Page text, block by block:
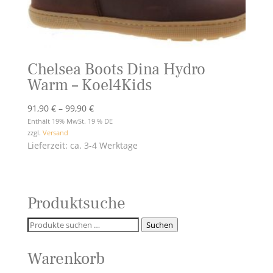
Chelsea Boots Dina Hydro
Warm – Koel4Kids
91,90 € – 99,90 €Preisspanne:
91,90 €
99,90 €
Enthält 19% MwSt. 19 % DE
zzgl. Versand
Lieferzeit: ca. 3-4 Werktage
Produktsuche
Suchen
Suchen
Warenkorb